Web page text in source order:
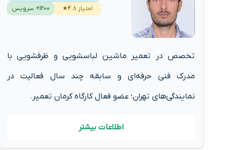
امتیاز 4.8★
1200+ سرویس
تخصص در تعمیر ماشین لباسشویی و ظرفشویی با
مدرک فنی حرفه‌ای و سابقه چند سال فعالیت در
نمایندگی‌های تهران؛ عضو فعال کارگاه کرمان تعمیر.
اطلاعات بیشتر